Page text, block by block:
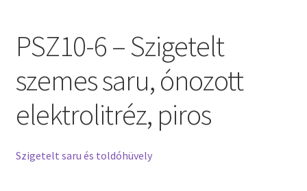
PSZ10-6 – Szigetelt
szemes saru, ónozott
elektrolitréz, piros
Szigetelt saru és toldóhüvely